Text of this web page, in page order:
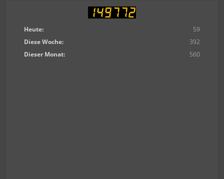
Heute:
59
Diese Woche:
392
Dieser Monat:
560